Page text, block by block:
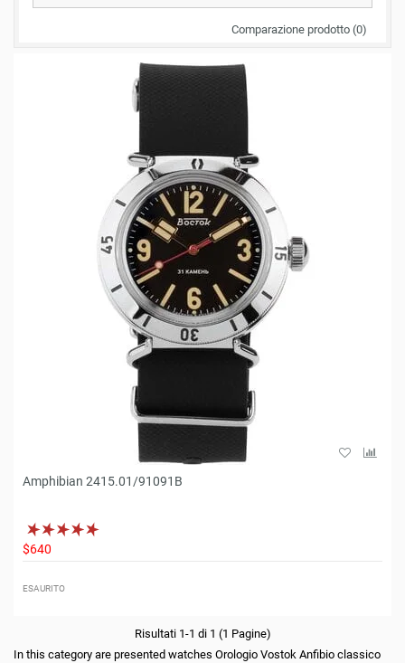
Comparazione prodotto (0)
Amphibian 2415.01/91091B
$640
ESAURITO
Risultati 1-1 di 1 (1 Pagine)
In this category are presented watches Orologio Vostok Anfibio classico